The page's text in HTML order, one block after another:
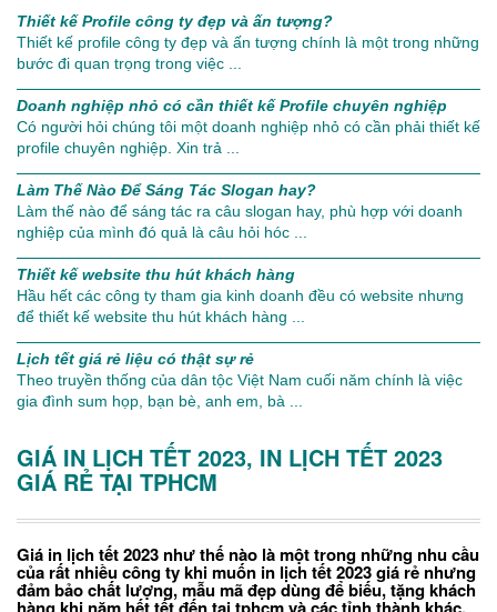
Thiết kế Profile công ty đẹp và ấn tượng?
Thiết kế profile công ty đẹp và ấn tượng chính là một trong những
bước đi quan trọng trong việc ...
Doanh nghiệp nhỏ có cần thiết kế Profile chuyên nghiệp
Có người hỏi chúng tôi một doanh nghiệp nhỏ có cần phải thiết kế
profile chuyên nghiệp. Xin trả ...
Làm Thế Nào Để Sáng Tác Slogan hay?
Làm thế nào để sáng tác ra câu slogan hay, phù hợp với doanh
nghiệp của mình đó quả là câu hỏi hóc ...
Thiết kế website thu hút khách hàng
Hầu hết các công ty tham gia kinh doanh đều có website nhưng
để thiết kế website thu hút khách hàng ...
Lịch tết giá rẻ liệu có thật sự rẻ
Theo truyền thống của dân tộc Việt Nam cuối năm chính là việc
gia đình sum họp, bạn bè, anh em, bà ...
GIÁ IN LỊCH TẾT 2023, IN LỊCH TẾT 2023
GIÁ RẺ TẠI TPHCM
Giá in lịch tết 2023 như thế nào là một trong những nhu cầu
của rất nhiều công ty khi muốn in lịch tết 2023 giá rẻ nhưng
đảm bảo chất lượng, mẫu mã đẹp dùng để biếu, tặng khách